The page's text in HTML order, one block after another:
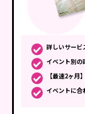
詳しいサービ
イベント別の
【最速2ヶ月
イベントに合